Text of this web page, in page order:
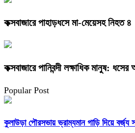
কক্সবাজারে পাহাড়ধসে মা-মেয়েসহ নিহত ৪
কক্সবাজারে পানিবন্দী লক্ষাধিক মানুষ:
Popular Post
কুলাউড়া পৌরসভায় ভ্রাম্যমান গাড়ি দিয়ে বর্জ্য